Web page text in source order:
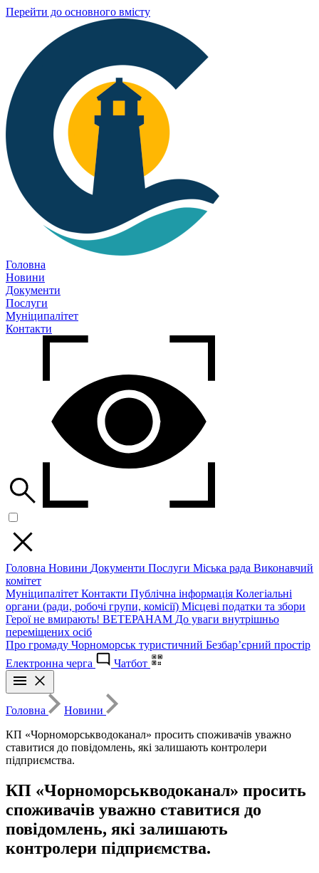
Перейти до основного вмісту
Головна
Новини
Документи
Послуги
Муніципалітет
Контакти
Головна Новини Документи Послуги Міська рада Виконавчий
комітет
Муніципалітет Контакти Публічна інформація Колегіальні
органи (ради, робочі групи, комісії) Місцеві податки та збори
Герої не вмирають! ВЕТЕРАНАМ До уваги внутрішньо
переміщених осіб
Про громаду Чорноморськ туристичний Безбар’єрний простір
Електронна черга
Чатбот
Головна
Новини
КП «Чорноморськводоканал» просить споживачів уважно
ставитися до повідомлень, які залишають контролери
підприємства.
КП «Чорноморськводоканал» просить
споживачів уважно ставитися до
повідомлень, які залишають
контролери підприємства.